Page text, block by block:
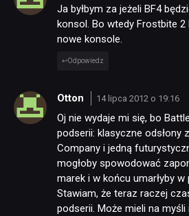
Ja byłbym za jeżeli BF4
konsol. Bo wtedy Frostbite 2
nowe konsole.
Odpowiedz
Otton 14 lipca 2012 o 19:16
Oj nie wydaje mi się, bo
podserii: klasyczne odsłony
Company i jedną
mogłoby spowodować
marek i w końcu umarłyby w
Stawiam, że teraz raczej
podserii. Może mieli na